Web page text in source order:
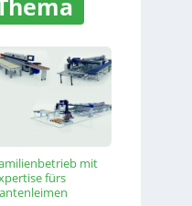
mit
fürs